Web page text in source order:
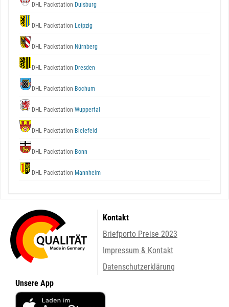
DHL Packstation Duisburg
DHL Packstation Leipzig
DHL Packstation Nürnberg
DHL Packstation Dresden
DHL Packstation Bochum
DHL Packstation Wuppertal
DHL Packstation Bielefeld
DHL Packstation Bonn
DHL Packstation Mannheim
Kontakt
Briefporto Preise 2023
Impressum & Kontakt
Datenschutzerklärung
Unsere App